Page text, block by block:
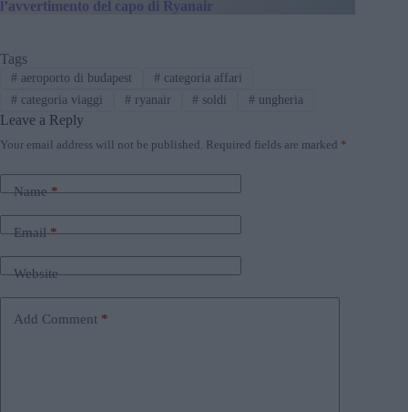
l’avvertimento del capo di Ryanair
Tags
#aeroporto di budapest #categoria affari
#categoria viaggi #ryanair # soldi # ungheria
Leave a Reply
Your email address will not be published. Required fields are marked *
Name*
Email*
Website
Add Comment *